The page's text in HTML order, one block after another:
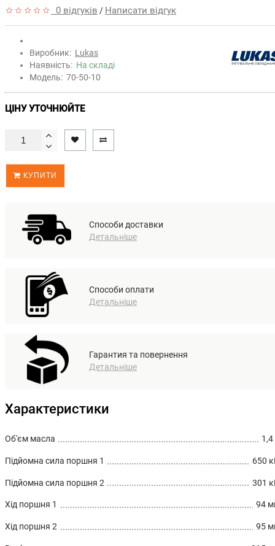
0 відгуків / Написати відгук
Виробник: Lukas
Наявність: На складі
Модель: 70-50-10
ЦІНУ УТОЧНЮЙТЕ
КУПИТИ
Способи доставки
Детальніше
Способи оплати
Детальніше
Гарантия та повернення
Детальніше
Характеристики
Об'єм масла 1,4
Підйомна сила поршня 1 650
Підйомна сила поршня 2 301
Хід поршня 1 94
Хід поршня 2 95